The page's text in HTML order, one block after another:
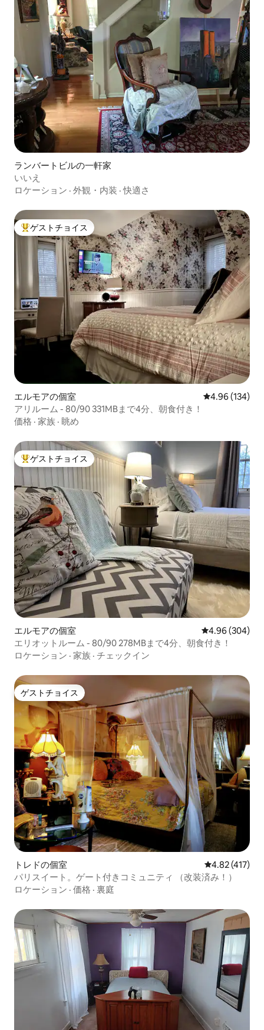
ランバートビルの一軒家
いいえ
ロケーション · 外観・内装 ·快適さ
大好評のゲストチョイスです。
ゲストチョイス
エルモアの個室 レビュー134
4.96 (134)
アリルーム - 80/90 331MBまで4分、朝食付き！
価格 · 家族 · 眺め
大好評のゲストチョイスです。
ゲストチョイス
エルモアの個室 レビュー304
4.96 (304)
エリオットルーム - 80/90 278MBまで4分、朝食付き！
ロケーション · 家族 · チェックイン
ゲストチョイス
ゲストチョイス
トレドの個室 レビュー417
4.82 (417)
パリスイート。ゲート付きコミュニティ （改装済み！）
ロケーション · 価格 · 裏庭